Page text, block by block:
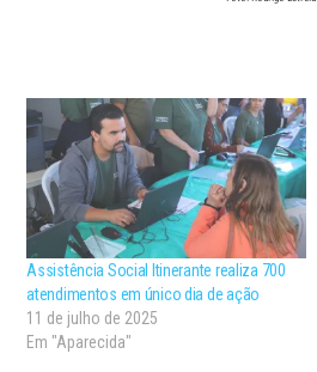
Assistência Social Itinerante realiza 700
atendimentos em único dia de ação
11 de julho de 2025
Em "Aparecida"